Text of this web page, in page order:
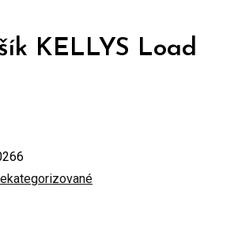
KELLYS Load